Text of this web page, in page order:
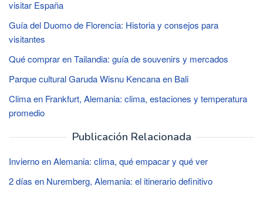
visitar España
Guía del Duomo de Florencia: Historia y consejos para
visitantes
Qué comprar en Tailandia: guía de souvenirs y mercados
Parque cultural Garuda Wisnu Kencana en Bali
Clima en Frankfurt, Alemania: clima, estaciones y temperatura
promedio
Publicación Relacionada
Invierno en Alemania: clima, qué empacar y qué ver
2 días en Nuremberg, Alemania: el itinerario definitivo